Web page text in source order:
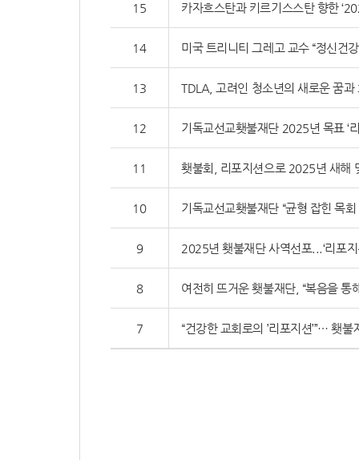
15 카자흐스탄과 키르기스스탄 향한
14 미국 트리니티 그레고 교수 “정신건
13 TDLA, 고려인 청소년의 새로운 꿈과
12 기독교선교횃불재단 2025년 목표 ‘
11 횃불회, 리포지션으로 2025년 새해
10 기독교선교횃불재단 “균형 잡힌 목회
9 2025년 횃불재단 사역선포...‘리포
8 여전히 뜨거운 횃불재단, “복음을 통
7 “건강한 교회로의 ’리포지션’”… 횃